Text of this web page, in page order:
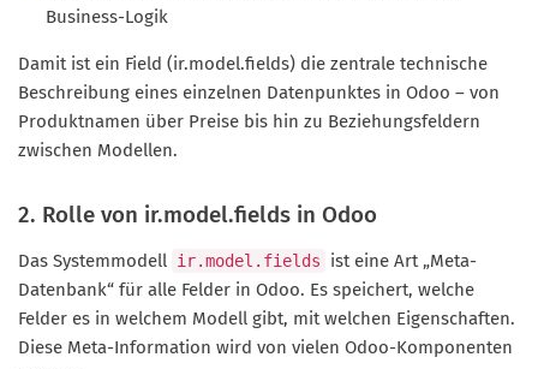
Business-Logik
Damit ist ein Field (ir.model.fields) die zentrale technische
Beschreibung eines einzelnen Datenpunktes in Odoo – von
Produktnamen über Preise bis hin zu Beziehungsfeldern
zwischen Modellen.
2. Rolle von ir.model.fields in Odoo
Das Systemmodell ir.model.fields
ist eine Art „Meta-
Datenbank“ für alle Felder in Odoo. Es speichert, welche
Felder es in welchem Modell gibt, mit welchen Eigenschaften.
Diese Meta-Information wird von vielen Odoo-Komponenten